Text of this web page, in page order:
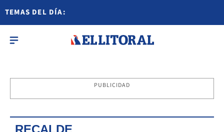
TEMAS DEL DÍA:
PUBLICIDAD
RECALDE